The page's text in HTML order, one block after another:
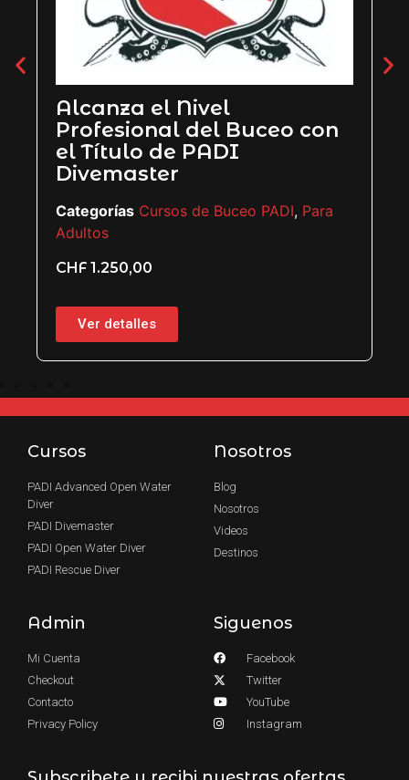
con
PADI,Para
PADI Rescue Diver
Categorías
CHF850,00
Cursos
PADI Advanced Open Water
Diver
PADI Divemaster
PADI Open Water Diver
PADI Rescue Diver
Nosotros
Blog
Nosotros
Videos
Destinos
Admin
Mi Cuenta
Checkout
Contacto
Privacy Policy
Siguenos
Facebook
Twitter
YouTube
Instagram